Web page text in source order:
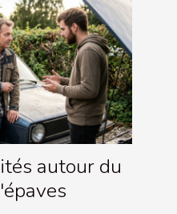
autour du